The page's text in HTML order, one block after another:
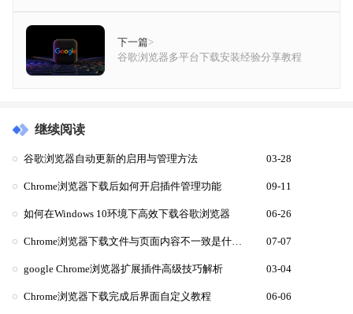
下一篇>
谷歌浏览器多平台下载安装经验分享教程
继续阅读
谷歌浏览器自动更新的启用与管理方法 03-28
Chrome浏览器下载后如何开启插件管理功能 09-11
如何在Windows 10环境下高效下载谷歌浏览器 06-26
07-07
google Chrome浏览器扩展插件高级技巧解析 03-04
Chrome浏览器下载完成后界面自定义教程 06-06